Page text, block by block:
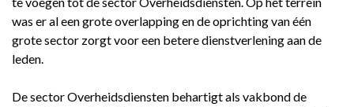
was er al een grote overlapping en de oprichting van één
grote sector zorgt voor een betere dienstverlening aan de
leden.
De sector Overheidsdiensten behartigt als vakbond de